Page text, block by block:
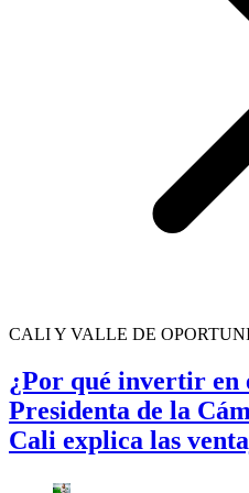
CALI Y VALLE DE
¿Por qué invertir en
Presidenta de la
Cali explica las